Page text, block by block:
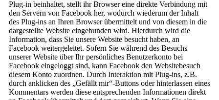
Plug-in beinhaltet, stellt ihr Browser eine direkte Verbindung mit
den Servern von Facebook her, wodurch wiederum der Inhalt
des Plug-ins an Ihren Browser übermittelt und von diesem in die
dargestellte Website eingebunden wird. Hierdurch wird die
Information, dass Sie unsere Website besucht haben, an
Facebook weitergeleitet. Sofern Sie während des Besuchs
unserer Website über Ihr persönliches Benutzerkonto bei
Facebook eingeloggt sind, kann Facebook den Websitebesuch
diesem Konto zuordnen. Durch Interaktion mit Plug-ins, z.B.
durch anklicken des „Gefällt mir“-Buttons oder hinterlassen eines
Kommentars werden diese entsprechenden Informationen direkt